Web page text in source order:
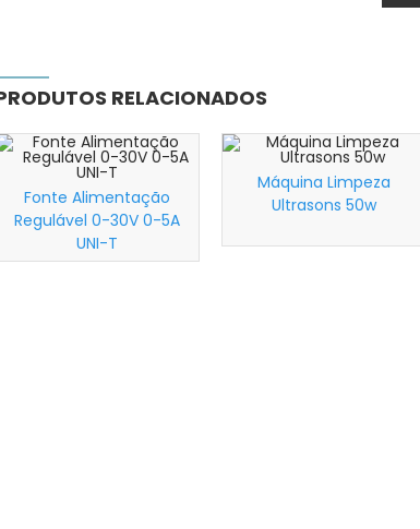
RELACIONADOS
Wishlist
Fonte Alimentação
Regulável 0-30V 0-5A
UNI-T
Wishlist
Máquina Limpeza
Ultrasons 50w